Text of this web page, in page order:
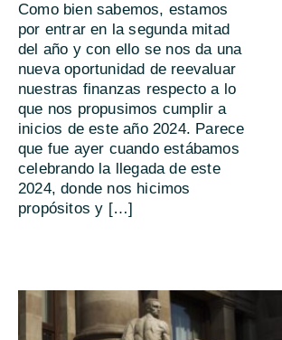
Como bien sabemos, estamos
por entrar en la segunda mitad
del año y con ello se nos da una
nueva oportunidad de reevaluar
nuestras finanzas respecto a lo
que nos propusimos cumplir a
inicios de este año 2024. Parece
que fue ayer cuando estábamos
celebrando la llegada de este
2024, donde nos hicimos
propósitos y […]